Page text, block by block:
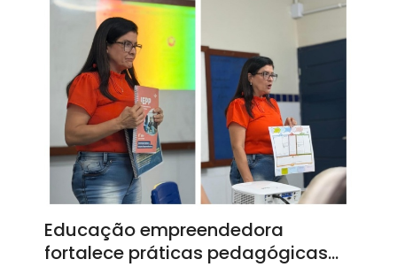
Educação empreendedora
fortalece práticas pedagógicas…